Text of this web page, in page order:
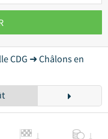
CDG ➜ Châlons en